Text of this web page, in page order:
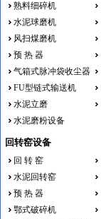
熟料细碎机
水泥球磨机
风扫煤磨机
预 热 器
气箱式脉冲袋收尘器
FU型链式输送机
水泥立磨
水泥磨粉设备
回转窑设备
回 转 窑
水泥回转窑
预 热 器
鄂式破碎机